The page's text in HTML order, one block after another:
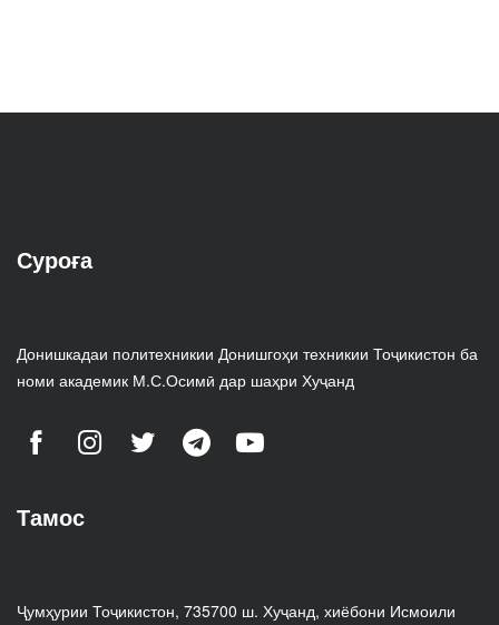
Суроға
Донишкадаи политехникии Донишгоҳи техникии Тоҷикистон ба
номи академик М.С.Осимӣ дар шаҳри Хуҷанд
Тамос
Ҷумҳурии Тоҷикистон, 735700 ш. Хуҷанд, хиёбони Исмоили